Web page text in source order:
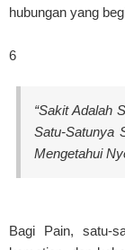
hubungan yang
6
“Sakit Adalah
Satu-Satunya
Mengetahui
Bagi Pain, satu-